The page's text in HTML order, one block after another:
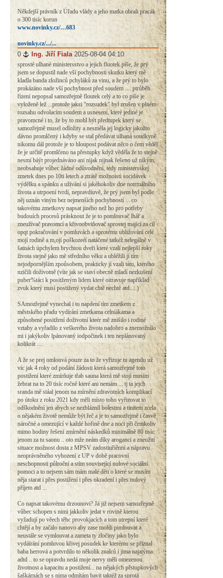
Někdejší právník z Úřadu vlády a jeho matka obrali pracák
o 300 tisíc korun
www.novinky.cz/…683
novinky.cz/.../...
0 # Ing. Jiří Fiala 2025-08-04 04:10
sprosté ulhané ministersstvo a jejich fluotek píše, že prý
jsem se dopustil nade vší pochybnosti skutku který mě
kladla banda zložinců pchyláků za vinu, a že prý to bylo
prokázáno nade vší pochybnost před soudem .... ptrůběh
řízení nepopsal samozřejmě floutek celý a to co píše je
vyloženě lež .. protože jaksi "rozsudek" byl zrušen v plném
rozsahu odvolacím soudem a usnesení, které jediné je
pravomcné i to, že by to mohl být předtupek který se
samozřejmě musel odložity a nesměla jej logicky jakožto
dávno promlčený i kdyby se stal předávat ulhaná soudkyně
nikomu dál protože je to hloupost podávat něco o čem věděl
že je určitě promlčeno na přestupky když věděla že to stejně
nesmí báýt projednáváno ani nijak nijnak řešeno už nikým,
neobsahuje vůbec žádné odůvodnění, tedy ministersskej
zmetek dnes po 10ti letech a ztrátě možnoisti socidávek
výdělku a spánku a užívání si jakéhokoliv dne notrmálního
života a utrpoení tvrdí, nepravdiuvě, že prý jsem byl podle
něj uznán viným bez nejmenších pochybností ... co
takovému zmetkovy napsat jiného než ho pro potřeby
budouích procesů prásknout že je to pomlouvač lhář a
zneužívač pravomcí a křivoobviňovač sprostej mající za cíl
opqt pokračování v pomluvách a sprotému ubližování celé
mojí rodině a m,ojí poškozeéí natáčené tatkéž nelegálně v
šatnách úpchylem brychtou dveři které vzali nejlepší roky
života stejně jako mě středního věku a ubléžili jí tím
nejodpornějším zpoůsobem, prakticky jí vzali tátu, kterého
nzičili doživotně (víte jak se staví obecně mladí nezkušení
puber%táci k positženým lidem které oitravuje například
zvuk který musí postižený vydat chtě nechtě atd.....)
SAmozřejmě vynechal i to napdení tím zmetkem z
městského přadu vydírání zmetkama celníákama a
způsobené positžení doživotní kteér mě znišilo i rodiné
vztahy a vyřadilo z veškerého života nadobro a znemožnilo
mi i jakýkoliv lpánovaný iodpočinek i ten neplánovaný
kolikrát ....
A že se prej omlouvá pouze za to že vyřizuje tu agendu už
víc jak 4 roky od podání žádosti která samozřejmě toto
postižení které zmírňuje třab sauna která mě stojí musím
žebrat na to 20 tisíc ročně které ani nemám ... tj ta jejch
sranda mě stáal jenom na mírnění zdravotních komplikací
po útoku z roku 2021 kdy měli místo toho vyřizovat to
odškodnění jen abych se nezbláznil bolestmi a tinitem zcela
o nějakém životě nemůže být řeč a je to samozřejmě i časvě
náročné a omezující v každé hofině dne a noci při čemkoliv
mimo hodiny řešení zmírnění náskedků minimálně 80 tisíc
jenom za tu saonu .. oto mže neám díky aroganci a zneužití
situace možnost dosta z MPSV zadostiuřiěnní a nápravu
neoprávněného vyhození z UP v době pracovní
neschopnosti půlroční a stím související nulové sociální
pomoci a to nejsem sám mám malé děti o které se musím
něja starat i přes postižení i přes okradení i přes nulový
příjem atd ...
Co napsat takovému drzounovi? Já již nejsem samozřejmě
vůbec schopen s nimi jakkoliv jedat v rovině kterou
vyžadují po věech těhc provokjacích a tom utrepní které
chtějí a by začalo nanovo aby zase mohli pimlouvat a
neustále se vymlouvat a zameta ty zločiny jako bylo
vydáírání pomluvou křivej posudek ke kterému se přiznal
baba herrová a potvrdilo to několik znalců i jima najatýma
adtd .. to se opravdu nedá moje nervy měli omezenou
životnost a kapacitu a postižení... na nějakých přstupkových
šaškárnách se s nima odmítám bavit taktéž za sprotá